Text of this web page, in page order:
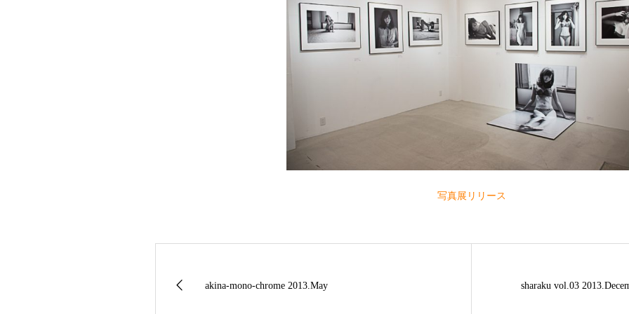
写真展リリース
akina-mono-chrome 2013.May sharaku vol.03